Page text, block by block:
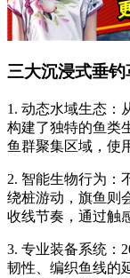
三大沉浸式垂钓
1. 动态水域生态：
构建了独特的鱼类
鱼群聚集区域，使
2. 智能生物行为：
绕桩游动，旗鱼则
收线节奏，通过触
3. 专业装备系统：
韧性、编织鱼线的